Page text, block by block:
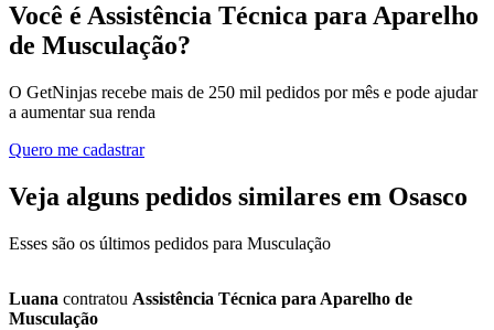
Você é Assistência Técnica para Aparelho
de Musculação?
O GetNinjas recebe mais de 250 mil pedidos por mês e pode ajudar
a aumentar sua renda
Quero me cadastrar
Veja alguns pedidos similares em Osasco
Esses são os últimos pedidos para Musculação
Luana contratou Assistência Técnica para Aparelho de
Musculação